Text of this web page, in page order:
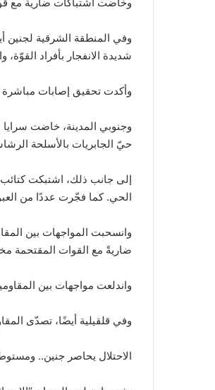
وفي المنطقة الشرقية لجنين
شديدة الانفجار بأفراد
وأكدت تحقيق إصابات مباشرة
وجنوبي المدينة، خاضت سرايا
حيّ الجابريات بالأسلحة
إلى جانب ذلك، اشتبكت كتائب
الحي. كما فجّرت عددًا من
وانسحبت المواجهات بين
ضاريةً مع القوات المقتحمة
واندلعت مواجهات بين
وفي قلقيلية أيضًا، تصدّى
الاحتلال يحاصر جنين..